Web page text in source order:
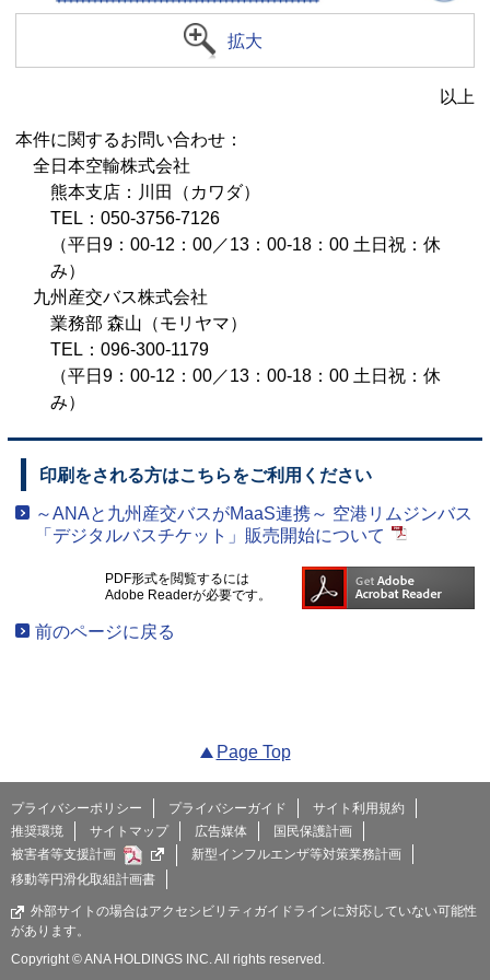
拡大
以上
本件に関するお問い合わせ：
全日本空輸株式会社
熊本支店：川田（カワダ）
TEL：050-3756-7126
（平日9：00-12：00／13：00-18：00 土日祝：休
み）
九州産交バス株式会社
業務部 森山（モリヤマ）
TEL：096-300-1179
（平日9：00-12：00／13：00-18：00 土日祝：休
み）
印刷をされる方はこちらをご利用ください
～ANAと九州産交バスがMaaS連携～ 空港リムジンバス
「デジタルバスチケット」販売開始について
PDF形式を閲覧するには
Adobe Readerが必要です。
前のページに戻る
Page Top
プライバシーポリシー プライバシーガイド
サイト利用規約
推奨環境
サイトマップ 広告媒体
国民保護計画
被害者等支援計画
新型インフルエンザ等対策業務計画
移動等円滑化取組計画書
外部サイトの場合はアクセシビリティガイドラインに対応していない可能性
があります。
Copyright © ANA HOLDINGS INC. All rights reserved.